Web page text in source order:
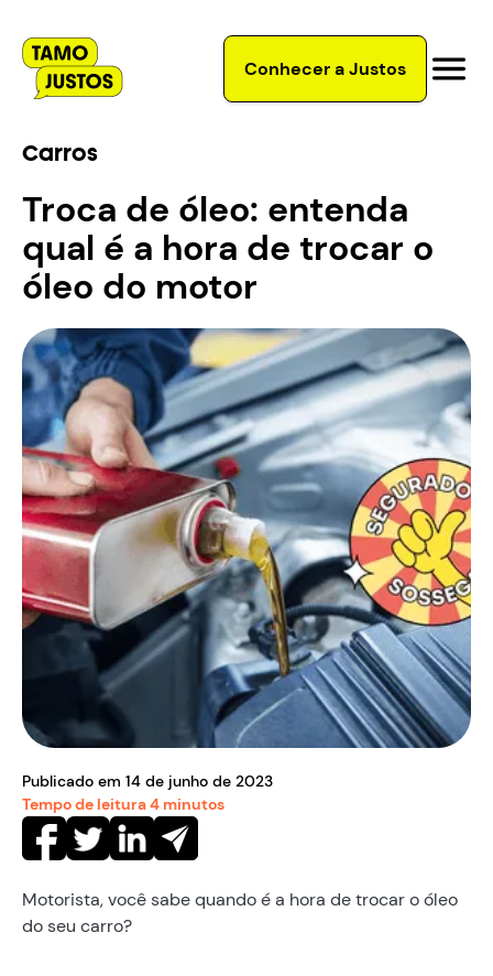
Conhecer a Justos
Carros
Troca de óleo: entenda
qual é a hora de trocar o
óleo do motor
Publicado em 14 de junho de 2023
Tempo de leitura4 minutos
Motorista, você sabe quando é a hora de trocar o óleo
do seu carro?